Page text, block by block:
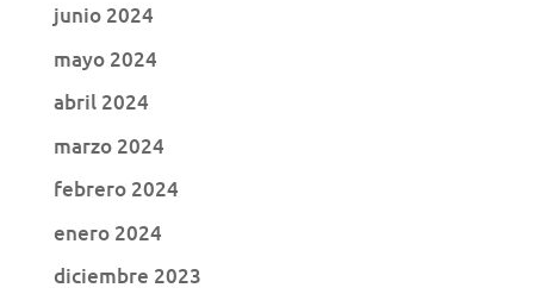
junio 2024
mayo 2024
abril 2024
marzo 2024
febrero 2024
enero 2024
diciembre 2023